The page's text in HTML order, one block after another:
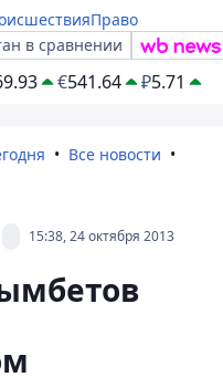
Право
в сравнении
€541.64 ₽5.71
Все новости
15:38, 24 октября 2013